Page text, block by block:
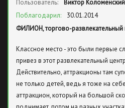
Пользователь:
Виктор Коломенский
Поблагодарил:
30.01.2014
ФИЛИОН, торгово-развлекательный
Классное место - это были первые
привез в этот развлекательный
Действительно, аттракционы там
не только детей, ведь я тоже на
аттракцион, который на большой